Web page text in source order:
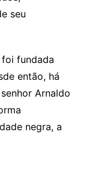
seu
fundada
então, há
Arnaldo
negra, a